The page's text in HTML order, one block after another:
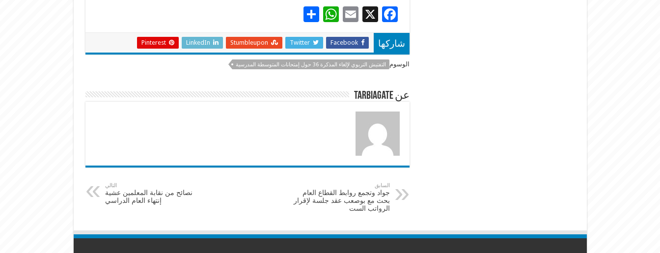
F
ac
e
b
o
k
X
E
ai
l
W
at
sA
p
ar
e
شاركها Facebook
Twitter
Stumbleupon
LinkedIn
Pinterest
الوسوم التفتيش التربوي لإلغاء المذكرة 36 حول إمتحانات المتوسطة المدرسية
عن tarbiagate
السابق
جواد وتجمع روابط القطاع العام
بحث مع بوصعب عقد جلسة لإقرار
الرواتب الست
التالي
نصائح من نقابة المعلمين عشية
إنتهاء العام الدراسي